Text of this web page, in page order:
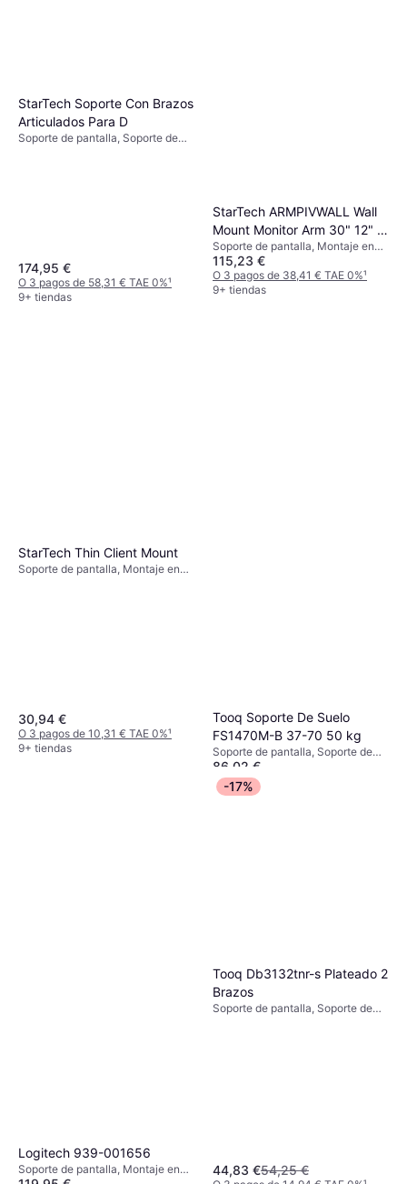
StarTech Soporte Con Brazos
Articulados Para D
Soporte de pantalla, Soporte de
174,95 €
O 3 pagos de 58,31 € TAE 0%¹
9+ tiendas
StarTech ARMPIVWALL Wall
Mount Monitor Arm 30" 12" to
34"
Soporte de pantalla, Montaje en
Pared, 12"-34"
115,23 €
O 3 pagos de 38,41 € TAE 0%¹
9+ tiendas
StarTech Thin Client Mount
Soporte de pantalla, Montaje en
30,94 €
O 3 pagos de 10,31 € TAE 0%¹
9+ tiendas
Tooq Soporte De Suelo
FS1470M-B 37-70 50 kg
Soporte de pantalla, Soporte de
Suelo, 37"-70"
86,02 €
O 3 pagos de 28,67 € TAE 0%
9+ tiendas
Logitech 939-001656
Soporte de pantalla, Montaje en
-17%
Tooq Db3132tnr-s Plateado 2
Brazos
Soporte de pantalla, Soporte de
44,83 €54,25 €